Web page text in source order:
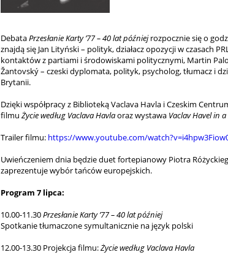
DebataPrzesłanie Karty ’77 – 40 lat późniejrozpocznie się o
znajdą się Jan Lityński – polityk, działacz opozycji w czasach
kontaktów z partiami i środowiskami politycznymi, Martin
Žantovský – czeski dyplomata, polityk, psycholog, tłumacz i
Brytanii.
Dzięki współpracy z Biblioteką Vaclava Havla i Czeskim
filmu Życie według Vaclava Havlaoraz wystawa Vaclav Havel in
Trailer filmu: https://www.youtube.com/
Uwieńczeniem dnia będzie duet fortepianowy Piotra
zaprezentuje wybór tańców europejskich.
Program 7 lipca:
10.00-11.30Przesłanie Karty ’77 – 40 lat później
Spotkanie tłumaczone symultanicznie na język polski
12.00-13.30 Projekcja filmu:Życie według Vaclava Havla